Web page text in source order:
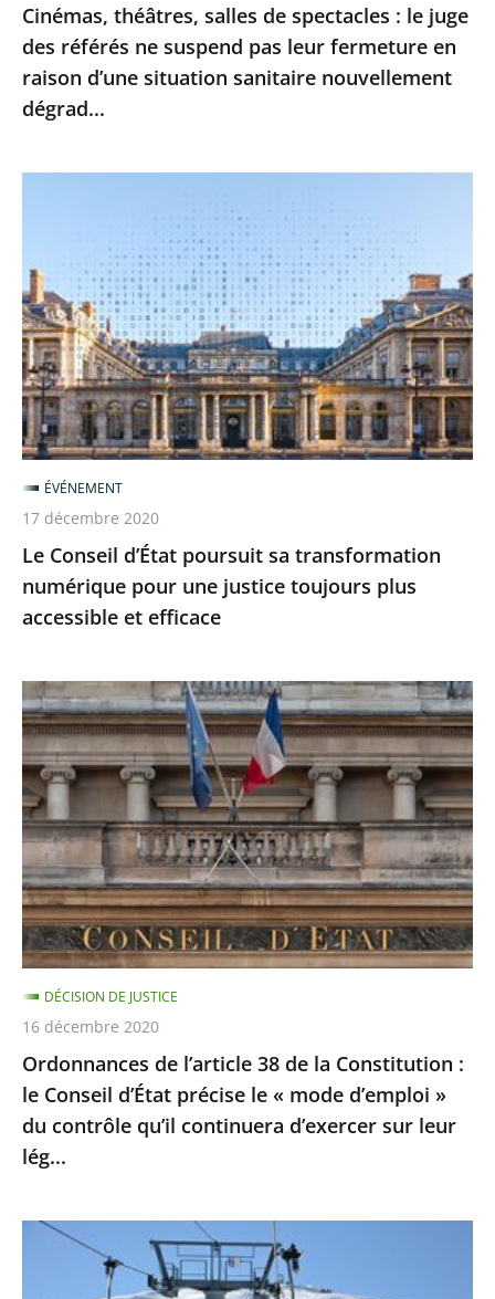
pas
leur
fermeture
en
d’une
nouvellement
dégrad...
Cinémas, théâtres, salles de spectacles : le juge
des référés ne suspend pas leur fermeture en
raison d’une situation sanitaire nouvellement
dégrad...
poursuit
sa
transformation
numérique
pour
une
justice
toujours
plus
accessible
et
efficace
Le Conseil d’État poursuit sa transformation
numérique pour une justice toujours plus
accessible et efficace
ÉVÉNEMENT
17 décembre 2020
Ordonnances
de
l’article
38
de
la
Constitution
:
le
Conseil
d’État
précise
le
«
mode
d’emploi
du
contrôle
Ordonnances de l’article 38 de la Constitution :
le Conseil d’État précise le « mode d’emploi »
du contrôle qu’il continuera d’exercer sur leur
lég...
DÉCISION DE JUSTICE
16 décembre 2020
Sports